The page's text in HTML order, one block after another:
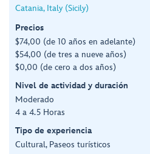
Catania, Italy (Sicily)
Precios
$74,00 (de 10 años en adelante)
$54,00 (de tres a nueve años)
$0,00 (de cero a dos años)
Nivel de actividad y duración
Moderado
4 a 4.5 Horas
Tipo de experiencia
Cultural, Paseos turísticos